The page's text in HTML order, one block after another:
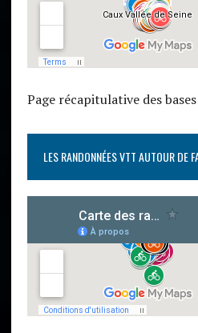
Page récapitulative des
LES RANDONNÉES VTT AUTOUR DE